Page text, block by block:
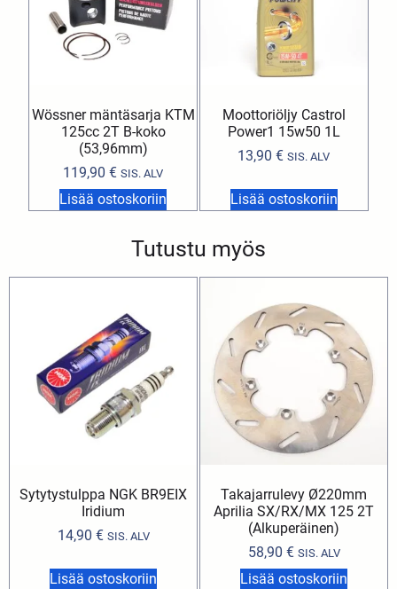
Wössner mäntäsarja KTM
125cc 2T B-koko
(53,96mm)
119,90€ SIS. ALV
Lisää ostoskoriin
Moottoriöljy Castrol
Power1 15w50 1L
13,90€ SIS. ALV
Lisää ostoskoriin
Tutustu myös
Sytytystulppa NGK BR9EIX
Iridium
14,90 € SIS. ALV
Lisää ostoskoriin
Takajarrulevy Ø220mm
Aprilia SX/RX/MX 125 2T
(Alkuperäinen)
58,90 € SIS. ALV
Lisää ostoskoriin